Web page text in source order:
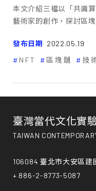
本文介紹三檔以「共識
藝術家的創作，探討區
發布日期 2022.05.19
NFT
區塊鏈 技
臺灣當代文化實
TAIWAN
106084 臺北市大安區建
+ 886-2-8773-5087